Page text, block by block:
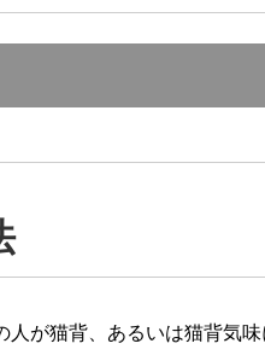
人が猫背、あるいは猫背気